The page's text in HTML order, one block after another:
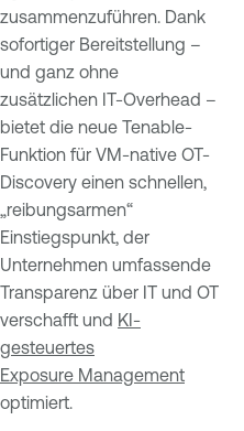
zusammenzuführen. Dank
sofortiger Bereitstellung –
und ganz ohne
zusätzlichen IT-Overhead –
bietet die neue Tenable-
Funktion für VM-native OT-
Discovery einen schnellen,
„reibungsarmen“
Einstiegspunkt, der
Unternehmen umfassende
Transparenz über IT und OT
verschafft und KI-
gesteuertes
Exposure Management
optimiert.